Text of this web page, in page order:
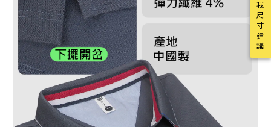
我
尺
寸
建
議